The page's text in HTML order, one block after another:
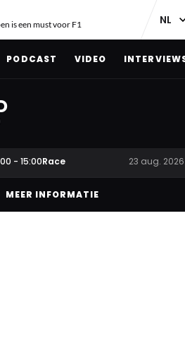
is een must voor F1
PODCAST VIDEO
- 15:00Race 23 aug. 2026
MEER INFORMATIE